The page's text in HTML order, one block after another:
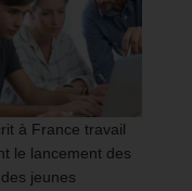
à France travail
le lancement des
jeunes